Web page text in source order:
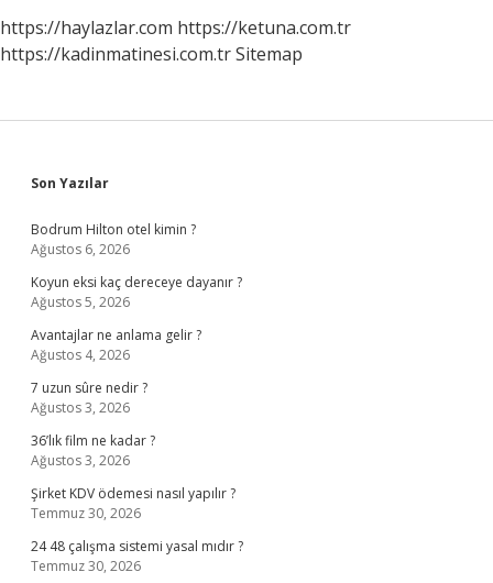
Olur
https://haylazlar.com https://ketuna.com.tr
https://kadinmatinesi.com.trSitemap
Sidebar
Son Yazılar
Bodrum Hilton otel kimin ?
Ağustos 6, 2026
Koyun eksi kaç dereceye dayanır ?
Ağustos 5, 2026
Avantajlar ne anlama gelir ?
Ağustos 4, 2026
7 uzun sûre nedir ?
Ağustos 3, 2026
36’lık film ne kadar ?
Ağustos 3, 2026
Şirket KDV ödemesi nasıl yapılır ?
Temmuz 30, 2026
24 48 çalışma sistemi yasal mıdır ?
Temmuz 30, 2026